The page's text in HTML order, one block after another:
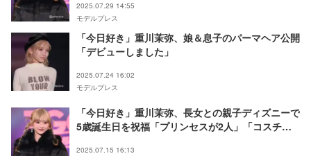
2025.07.29 14:55
モデルプレス
「今日好き」重川茉弥、娘＆息子のパーマヘア公開
「デビューしました」
2025.07.24 16:02
モデルプレス
「今日好き」重川茉弥、長女との親子ディズニーで
5歳誕生日を祝福「プリンセスが2人」「コスチュ
2025.07.15 16:13